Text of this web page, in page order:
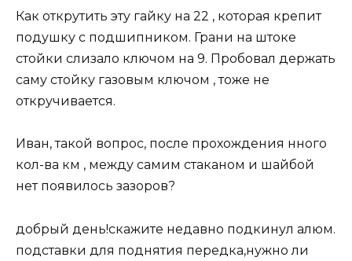
Как открутить эту гайку на 22 , которая крепит
подушку с подшипником. Грани на штоке
стойки слизало ключом на 9. Пробовал держать
саму стойку газовым ключом , тоже не
откручивается.
Иван, такой вопрос, после прохождения нного
кол-ва км , между самим стаканом и шайбой
нет появилось зазоров?
добрый день!скажите недавно подкинул алюм.
подставки для поднятия передка,нужно ли